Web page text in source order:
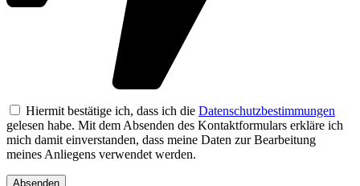
Hiermit bestätige ich, dass ich die Datenschutzbestimmungen
gelesen habe. Mit dem Absenden des Kontaktformulars erkläre ich
mich damit einverstanden, dass meine Daten zur Bearbeitung
meines Anliegens verwendet werden.